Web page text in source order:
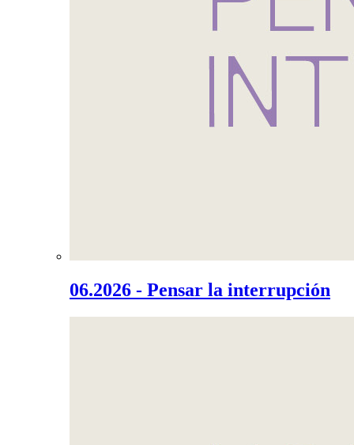
06.2026 - Pensar la interrupción